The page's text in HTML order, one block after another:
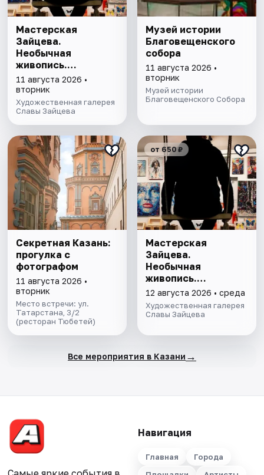
Мастерская
Зайцева.
Необычная
живопись.
Необычная графика
11 августа 2026 •
вторник
Художественная галерея
Славы Зайцева
Музей истории
Благовещенского
собора
11 августа 2026 •
вторник
Музей истории
Благовещенского Собора
Секретная Казань:
прогулка с
фотографом
11 августа 2026 •
вторник
Место встречи: ул.
Татарстана, 3/2
(ресторан Тюбетей)
от 650 ₽
Мастерская
Зайцева.
Необычная
живопись.
Необычная графика
12 августа 2026 • среда
Художественная галерея
Славы Зайцева
Все мероприятия в Казани →
Навигация
Главная
Города